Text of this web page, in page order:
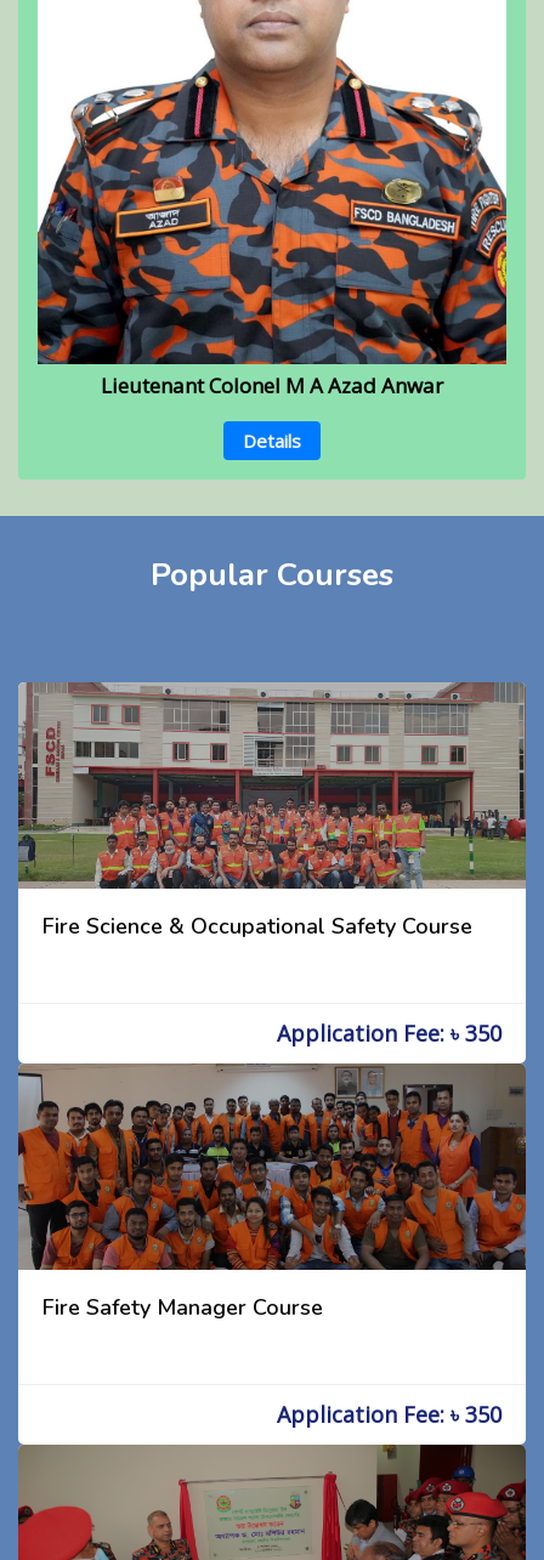
Lieutenant Colonel M A Azad Anwar
Details
Popular Courses
Fire Science & Occupational Safety Course
Application Fee: ৳ 350
Fire Safety Manager Course
Application Fee: ৳ 350